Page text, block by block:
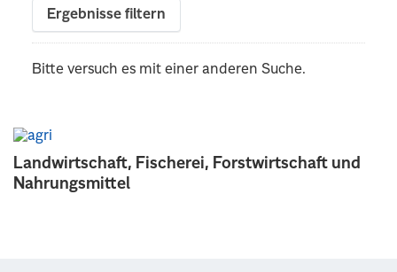
Landwirtschaft, Fischerei, Forstwirtschaft und
Nahrungsmittel
Ergebnisse filtern
Bitte versuch es mit einer anderen Suche.